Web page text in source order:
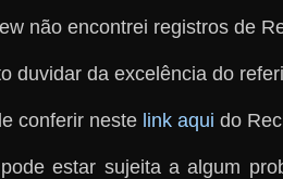
não encontrei registros de
duvidar da excelência do
conferir neste link aqui do
estar sujeita a algum